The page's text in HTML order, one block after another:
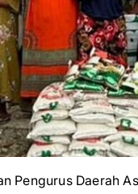
Pengurus Daerah